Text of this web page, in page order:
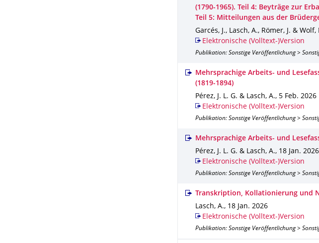
(1790-1965). Teil 4: Beyträge zur
Teil 5: Mitteilungen aus der
Garcés, J., Lasch, A., Römer, J. & Wolf,
Elektronische (Volltext-)Version
Publikation: Sonstige Veröffentlichung >
Mehrsprachige Arbeits- und
(1819-1894)
Pérez, J. L. G. & Lasch, A., 5 Feb. 2026
Elektronische (Volltext-)Version
Publikation: Sonstige Veröffentlichung >
Mehrsprachige Arbeits- und
Pérez, J. L. G. & Lasch, A., 18 Jan. 2026
Elektronische (Volltext-)Version
Publikation: Sonstige Veröffentlichung >
Transkription, Kollationierung und
Lasch, A., 18 Jan. 2026
Elektronische (Volltext-)Version
Publikation: Sonstige Veröffentlichung >